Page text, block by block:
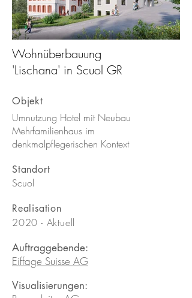
neubau-umbau-wub-
lischana-scuol-peter-
moor-architekten-ag-
meilen-2.jpg
Wohnüberbauung
'Lischana' in Scuol GR
Objekt
Umnutzung Hotel mit Neubau
Mehrfamilienhaus im
denkmalpflegerischen Kontext
Standort
Scuol
Realisation
2020 - Aktuell
Auftraggebende:
Eiffage Suisse AG
Visualisierungen: